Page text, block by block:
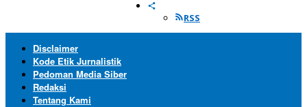
RSS
Disclaimer
Kode Etik Jurnalistik
Pedoman Media Siber
Redaksi
Tentang Kami